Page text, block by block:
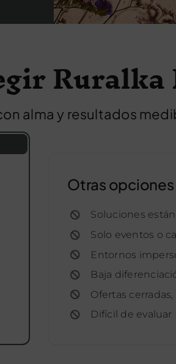
Ruralka
alma y resultados
Otras opciones
Soluciones
Solo eventos o
Entornos
Baja
Ofertas
Difícil de